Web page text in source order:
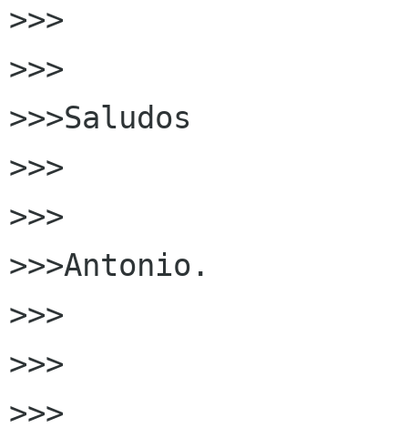
>>>
>>>
>>>Saludos
>>>
>>>
>>>Antonio.
>>>
>>>
>>>